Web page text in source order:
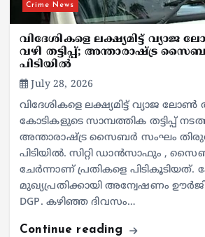
Crime News
വിദേശികളെ ലക്ഷ്യമിട്ട്
വഴി തട്ടിപ്പ്; അന്താരാഷ്ട്ര
പിടിയിൽ
July 28, 2026
വിദേശികളെ ലക്ഷ്യമിട്ട് വ്യാജ
കോടികളുടെ സാമ്പത്തിക തട്ടിപ്പ്
അന്താരാഷ്ട്ര സൈബർ സംഘം
പിടിയിൽ. സിറ്റി ഡാൻസാഫും ,
ചേർന്നാണ് പ്രതികളെ പിടികൂടിയത്.
മുഖ്യപ്രതിക്കായി അന്വേഷണം
DGP. കഴിഞ്ഞ ദിവസം…
Continue reading